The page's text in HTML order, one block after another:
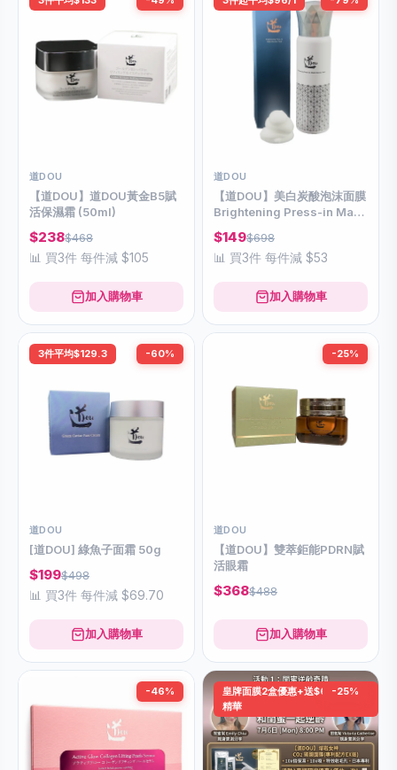
道DOU
【道DOU】道DOU黃金B5賦
活保濕霜 (50ml)
$238$468
📊 買3件 每件減 $105
加入購物車
道DOU
【道DOU】美白炭酸泡沫面膜
Brightening Press-in Mask
& Mousse Pack
$149$698
📊 買3件 每件減 $53
加入購物車
3件平均$129.3 -60%
道DOU
[道DOU] 綠魚子面霜 50g
$199$498
📊 買3件 每件減 $69.70
加入購物車
-25%
道DOU
【道DOU】雙萃鉅能PDRN賦
活眼霜
$368$488
加入購物車
-46%
皇牌面膜2盒優惠+送$698頭皮
精華
-25%